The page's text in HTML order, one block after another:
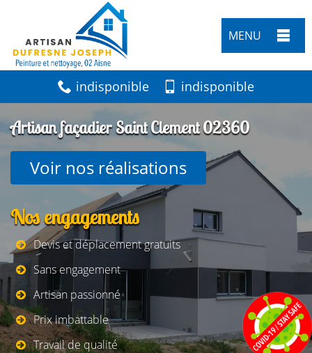
MENU
indisponible indisponible
Artisan façadier Saint Clement 02360
Voir nos réalisations
Nos engagements
Devis et déplacement gratuits
Sans engagement
Artisan passionné
Prix imbattable
Travail de qualité